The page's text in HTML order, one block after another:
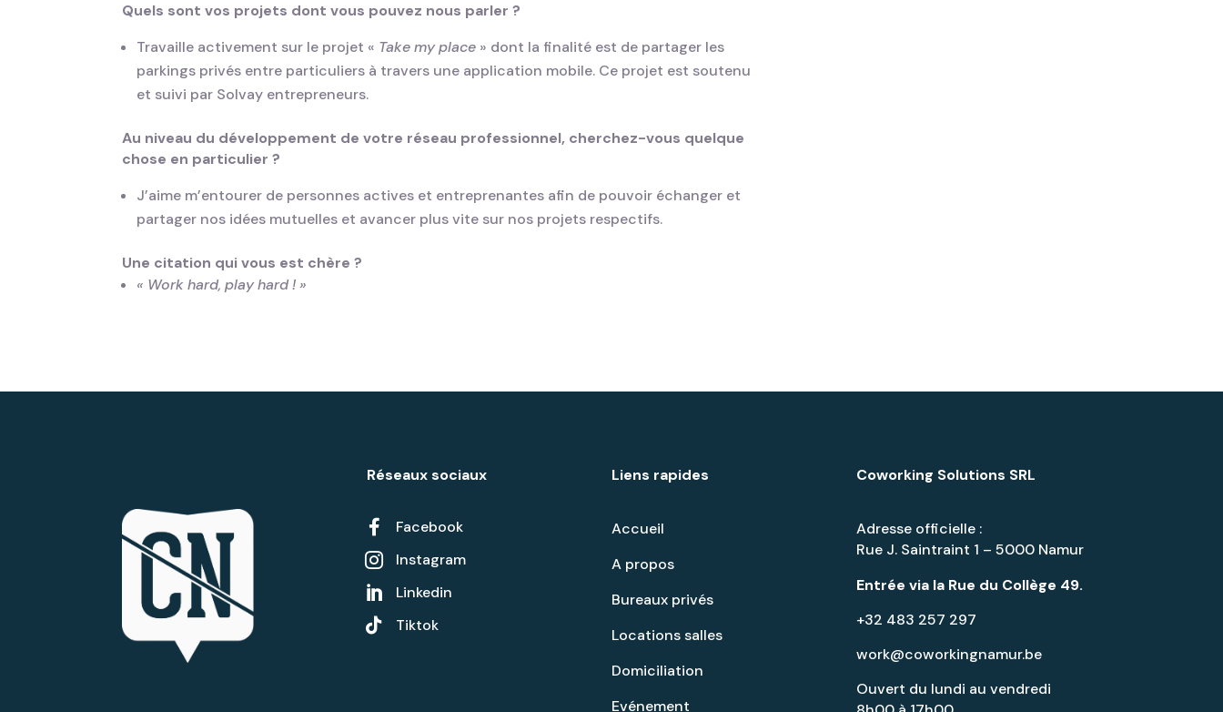
Quels sont vos projets dont vous pouvez nous parler ?
Travaille activement sur le projet « Take my place » dont la finalité est de partager les
parkings privés entre particuliers à travers une application mobile. Ce projet est soutenu
et suivi par Solvay entrepreneurs.
Au niveau du développement de votre réseau professionnel, cherchez-vous quelque
chose en particulier ?
J’aime m’entourer de personnes actives et entreprenantes afin de pouvoir échanger et
partager nos idées mutuelles et avancer plus vite sur nos projets respectifs.
Une citation qui vous est chère ?
« Work hard, play hard ! »
Réseaux sociaux
 Facebook
 Instagram

Linkedin

Tiktok
Liens rapides
Accueil
A propos
Bureaux privés
Locations salles
Domiciliation
Evénement
Coworking Solutions SRL
Adresse officielle :
Rue J. Saintraint 1 – 5000 Namur
Entrée via la Rue du Collège 49.
+32 483 257 297
work@coworkingnamur.be
Ouvert du lundi au vendredi